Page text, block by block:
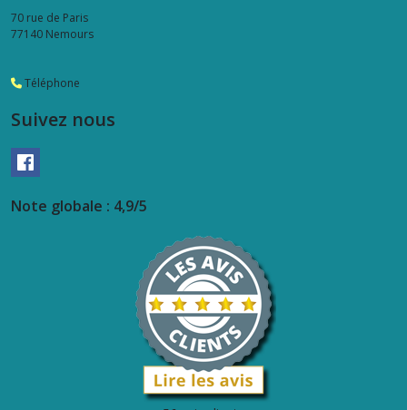
70 rue de Paris
77140 Nemours
Téléphone
Suivez nous
Note globale : 4,9/5